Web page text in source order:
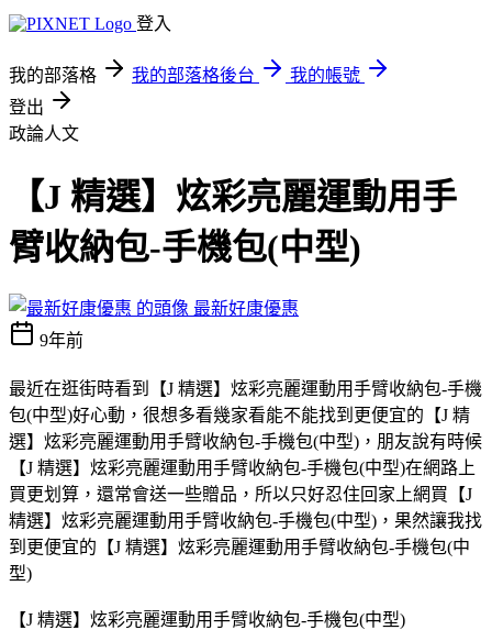
登入
我的部落格 我的部落格後台
我的帳號
登出
政論人文
【J 精選】炫彩亮麗運動用手
臂收納包-手機包(中型)
最新好康優惠
9年前
最近在逛街時看到【J 精選】炫彩亮麗運動用手臂收納包-手機
包(中型)好心動，很想多看幾家看能不能找到更便宜的【J 精
選】炫彩亮麗運動用手臂收納包-手機包(中型)，朋友說有時候
【J 精選】炫彩亮麗運動用手臂收納包-手機包(中型)在網路上
買更划算，還常會送一些贈品，所以只好忍住回家上網買【J
精選】炫彩亮麗運動用手臂收納包-手機包(中型)，果然讓我找
到更便宜的【J 精選】炫彩亮麗運動用手臂收納包-手機包(中
型)
【J 精選】炫彩亮麗運動用手臂收納包-手機包(中型)